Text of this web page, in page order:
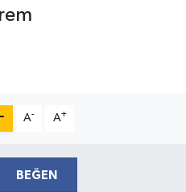
A- A+
BEĞEN